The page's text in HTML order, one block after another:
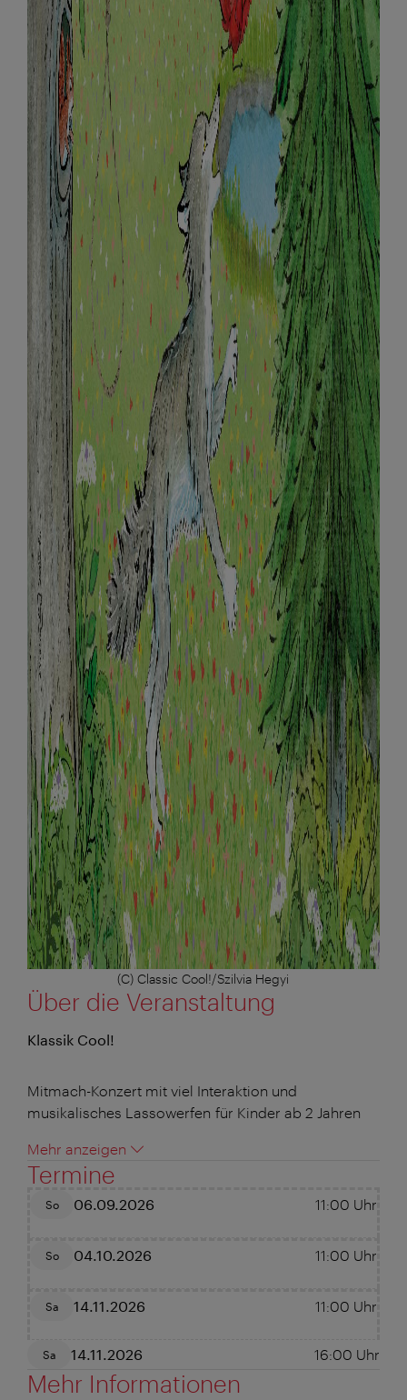
(C) Classic Cool!/Szilvia Hegyi
Über die Veranstaltung
Klassik Cool!
Mitmach-Konzert mit viel Interaktion und
musikalisches Lassowerfen für Kinder ab 2 Jahren
Mehr anzeigen
Termine
So 06.09.2026 11:00 Uhr
So 04.10.2026 11:00 Uhr
Sa 14.11.2026 11:00 Uhr
Sa 14.11.2026 16:00 Uhr
Mehr Informationen